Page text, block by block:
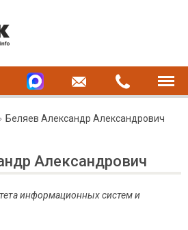
Беляев Александр Александрович
Александрович
информационных систем и